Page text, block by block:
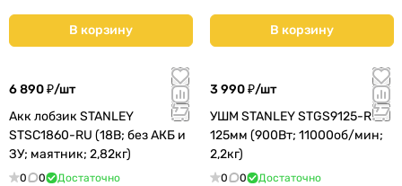
В корзину В корзину
6 890 ₽/шт
Акк лобзик STANLEY
STSC1860-RU (18В; без АКБ и
ЗУ; маятник; 2,82кг)
0 0 Достаточно
3 990 ₽/шт
УШМ STANLEY STGS9125-RU
125мм (900Вт; 11000об/мин;
2,2кг)
0 0 Достаточно